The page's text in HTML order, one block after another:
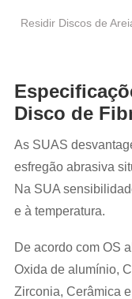
Residir Discos de
Disco de
As SUAS
esfregão abrasiva
Na SUA
e à temperatura.
De acordo com OS
Oxida de alumínio,
Zirconia, Cerâmica